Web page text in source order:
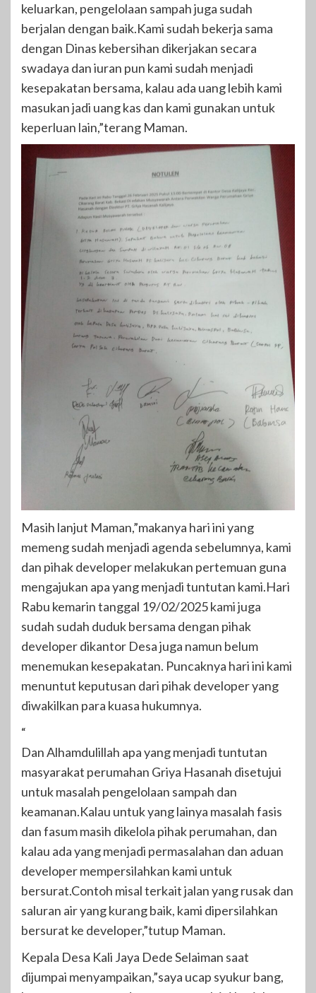
keluarkan, pengelolaan sampah juga sudah
berjalan dengan baik.Kami sudah bekerja sama
dengan Dinas kebersihan dikerjakan secara
swadaya dan iuran pun kami sudah menjadi
kesepakatan bersama, kalau ada uang lebih kami
masukan jadi uang kas dan kami gunakan untuk
keperluan lain,”terang Maman.
Masih lanjut Maman,”makanya hari ini yang
memeng sudah menjadi agenda sebelumnya, kami
dan pihak developer melakukan pertemuan guna
mengajukan apa yang menjadi tuntutan kami.Hari
Rabu kemarin tanggal 19/02/2025 kami juga
sudah sudah duduk bersama dengan pihak
developer dikantor Desa juga namun belum
menemukan kesepakatan. Puncaknya hari ini kami
menuntut keputusan dari pihak developer yang
diwakilkan para kuasa hukumnya.
“
Dan Alhamdulillah apa yang menjadi tuntutan
masyarakat perumahan Griya Hasanah disetujui
untuk masalah pengelolaan sampah dan
keamanan.Kalau untuk yang lainya masalah fasis
dan fasum masih dikelola pihak perumahan, dan
kalau ada yang menjadi permasalahan dan aduan
developer mempersilahkan kami untuk
bersurat.Contoh misal terkait jalan yang rusak dan
saluran air yang kurang baik, kami dipersilahkan
bersurat ke developer,”tutup Maman.
Kepala Desa Kali Jaya Dede Selaiman saat
dijumpai menyampaikan,”saya ucap syukur bang,